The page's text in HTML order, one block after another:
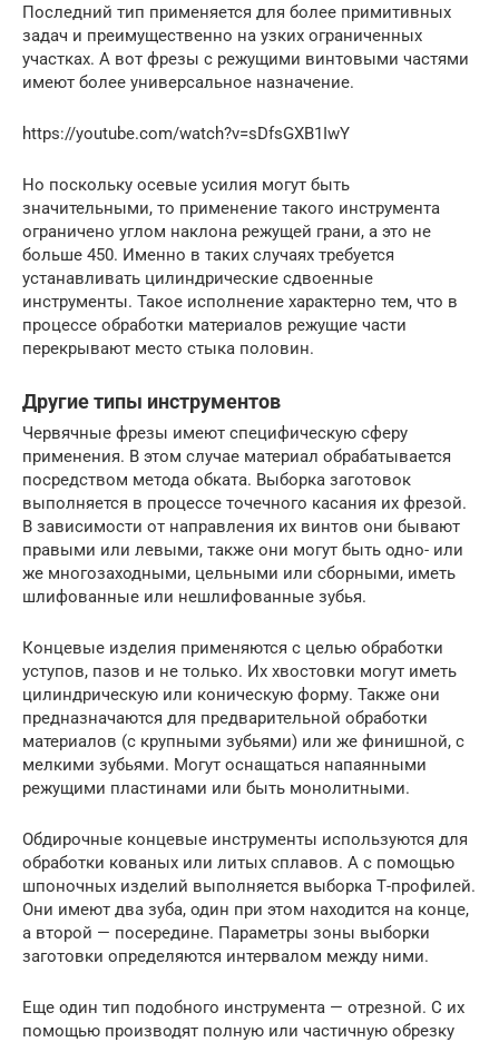
Последний тип применяется для более примитивных
задач и преимущественно на узких ограниченных
участках. А вот фрезы с режущими винтовыми частями
имеют более универсальное назначение.
https://youtube.com/watch?v=sDfsGXB1IwY
Но поскольку осевые усилия могут быть
значительными, то применение такого инструмента
ограничено углом наклона режущей грани, а это не
больше 450. Именно в таких случаях требуется
устанавливать цилиндрические сдвоенные
инструменты. Такое исполнение характерно тем, что в
процессе обработки материалов режущие части
перекрывают место стыка половин.
Другие типы инструментов
Червячные фрезы имеют специфическую сферу
применения. В этом случае материал обрабатывается
посредством метода обката. Выборка заготовок
выполняется в процессе точечного касания их фрезой.
В зависимости от направления их винтов они бывают
правыми или левыми, также они могут быть одно- или
же многозаходными, цельными или сборными, иметь
шлифованные или нешлифованные зубья.
Концевые изделия применяются с целью обработки
уступов, пазов и не только. Их хвостовки могут иметь
цилиндрическую или коническую форму. Также они
предназначаются для предварительной обработки
материалов (с крупными зубьями) или же финишной, с
мелкими зубьями. Могут оснащаться напаянными
режущими пластинами или быть монолитными.
Обдирочные концевые инструменты используются для
обработки кованых или литых сплавов. А с помощью
шпоночных изделий выполняется выборка Т-профилей.
Они имеют два зуба, один при этом находится на конце,
а второй — посередине. Параметры зоны выборки
заготовки определяются интервалом между ними.
Еще один тип подобного инструмента — отрезной. С их
помощью производят полную или частичную обрезку